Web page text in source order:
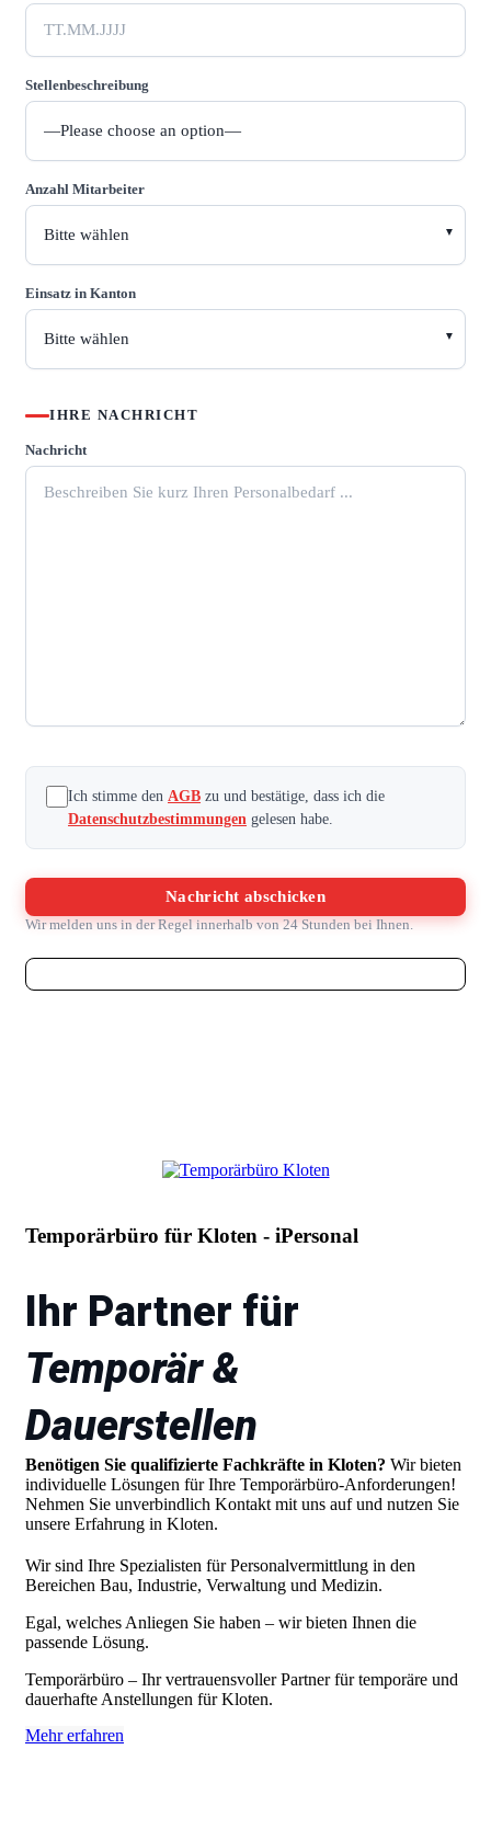
Stellenbeschreibung
Anzahl Mitarbeiter
Einsatz in Kanton
IHRE NACHRICHT
Nachricht
Ich stimme den AGB zu und bestätige, dass ich die
Datenschutzbestimmungen gelesen habe.
Nachricht abschicken
Wir melden uns in der Regel innerhalb von 24 Stunden bei Ihnen.
Temporärbüro für Kloten - iPersonal
Ihr Partner für
Temporär &
Dauerstellen
Benötigen Sie qualifizierte Fachkräfte in Kloten? Wir bieten
individuelle Lösungen für Ihre Temporärbüro-Anforderungen!
Nehmen Sie unverbindlich Kontakt mit uns auf und nutzen Sie
unsere Erfahrung in Kloten.
Wir sind Ihre Spezialisten für Personalvermittlung in den
Bereichen Bau, Industrie, Verwaltung und Medizin.
Egal, welches Anliegen Sie haben – wir bieten Ihnen die
passende Lösung.
Temporärbüro – Ihr vertrauensvoller Partner für temporäre und
dauerhafte Anstellungen für Kloten.
Mehr erfahren